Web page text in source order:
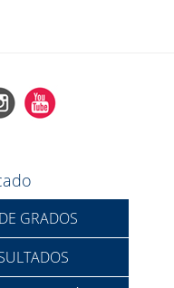
GRADOS